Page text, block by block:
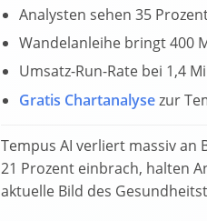
Analysten sehen 35
Wandelanleihe bringt 400
Umsatz-Run-Rate bei 1,4
Gratis Chartanalysezur
Tempus AI verliert massiv an
21 Prozent einbrach, halten
aktuelle Bild des